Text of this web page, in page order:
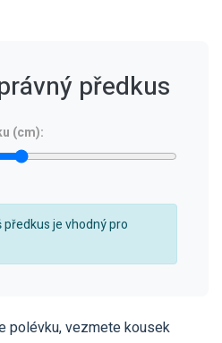
předkus
(cm):
předkus je vhodný pro
polévku, vezmete kousek